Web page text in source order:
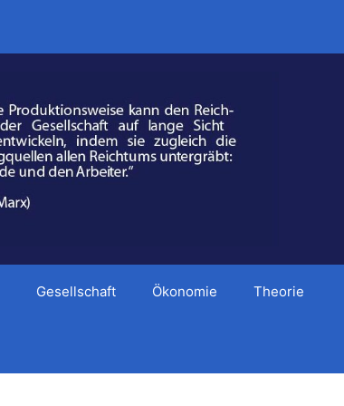
Gesellschaft Ökonomie Theorie